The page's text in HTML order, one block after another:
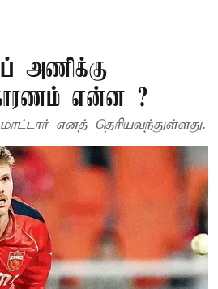
அணிக்கு
என்ன ?
எனத் தெரியவந்துள்ளது.